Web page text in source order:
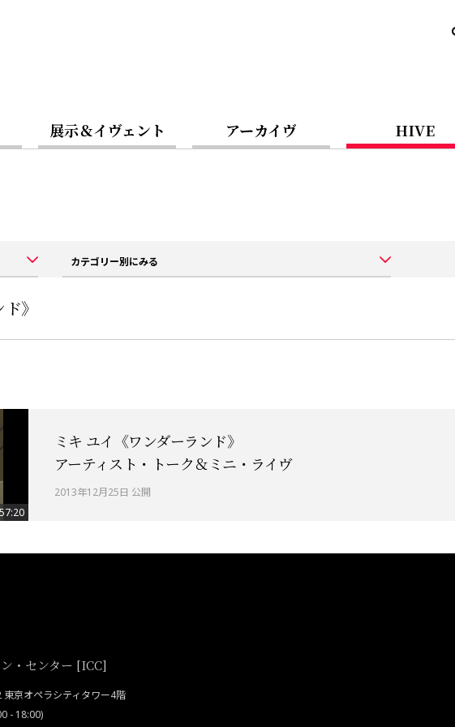
展示＆イヴェント アーカイヴ HIVE
カテゴリー別にみる
》
57:20
ミキ ユイ《ワンダーランド》
アーティスト・トーク＆ミニ・ライヴ
2013年12月25日 公開
・センター [ICC]
京オペラシティタワー4階
- 18:00)